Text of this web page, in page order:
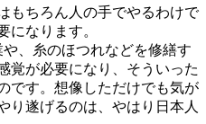
もちろん人の手でやるわけで
になります。
、糸のほつれなどを修繕す
覚が必要になり、そういった
です。想像しただけでも気が
り遂げるのは、やはり日本人